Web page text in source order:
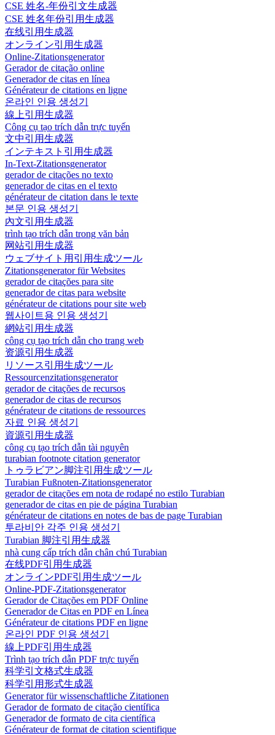
CSE 姓名-年份引文生成器
CSE 姓名年份引用生成器
在线引用生成器
オンライン引用生成器
Online-Zitationsgenerator
Gerador de citação online
Generador de citas en línea
Générateur de citations en ligne
온라인 인용 생성기
線上引用生成器
Công cụ tạo trích dẫn trực tuyến
文中引用生成器
インテキスト引用生成器
In-Text-Zitationsgenerator
gerador de citações no texto
generador de citas en el texto
générateur de citation dans le texte
본문 인용 생성기
內文引用生成器
trình tạo trích dẫn trong văn bản
网站引用生成器
ウェブサイト用引用生成ツール
Zitationsgenerator für Websites
gerador de citações para site
generador de citas para website
générateur de citations pour site web
웹사이트용 인용 생성기
網站引用生成器
công cụ tạo trích dẫn cho trang web
资源引用生成器
リソース引用生成ツール
Ressourcenzitationsgenerator
gerador de citações de recursos
generador de citas de recursos
générateur de citations de ressources
자료 인용 생성기
資源引用生成器
công cụ tạo trích dẫn tài nguyên
turabian footnote citation generator
トゥラビアン脚注引用生成ツール
Turabian Fußnoten-Zitationsgenerator
gerador de citações em nota de rodapé no estilo Turabian
generador de citas en pie de página Turabian
générateur de citations en notes de bas de page Turabian
투라비안 각주 인용 생성기
Turabian 脚注引用生成器
nhà cung cấp trích dẫn chân chú Turabian
在线PDF引用生成器
オンラインPDF引用生成ツール
Online-PDF-Zitationsgenerator
Gerador de Citações em PDF Online
Generador de Citas en PDF en Línea
Générateur de citations PDF en ligne
온라인 PDF 인용 생성기
線上PDF引用生成器
Trình tạo trích dẫn PDF trực tuyến
科学引文格式生成器
科学引用形式生成器
Generator für wissenschaftliche Zitationen
Gerador de formato de citação científica
Generador de formato de cita científica
Générateur de format de citation scientifique